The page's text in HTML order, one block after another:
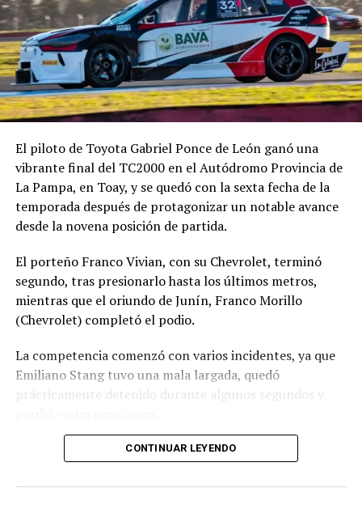
El piloto de Toyota Gabriel Ponce de León ganó una
vibrante final del TC2000 en el Autódromo Provincia de
La Pampa, en Toay, y se quedó con la sexta fecha de la
temporada después de protagonizar un notable avance
desde la novena posición de partida.
El porteño Franco Vivian, con su Chevrolet, terminó
segundo, tras presionarlo hasta los últimos metros,
mientras que el oriundo de Junín, Franco Morillo
(Chevrolet) completó el podio.
La competencia comenzó con varios incidentes, ya que
Emiliano Stang tuvo una mala largada, quedó
prácticamente detenido durante algunos segundos y
En los primeros metros también se produjo un
ensució el transcurso de la carrera.
CONTINUAR LEYENDO